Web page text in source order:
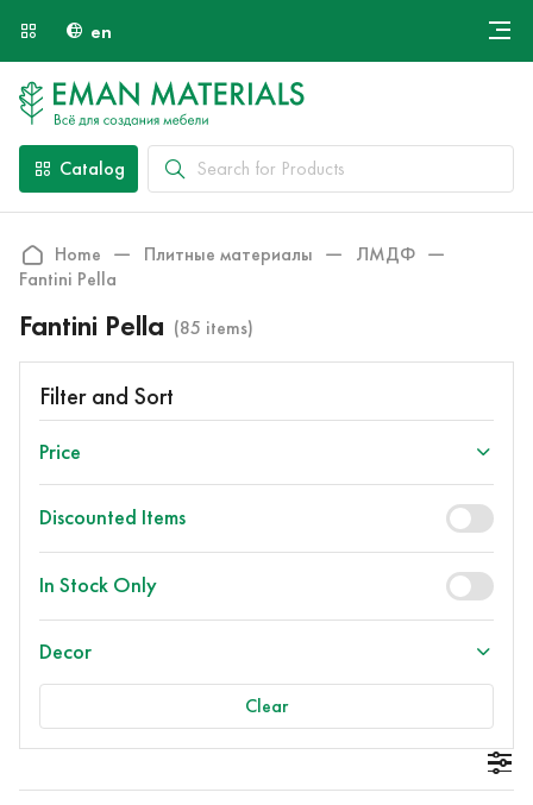
en
Payment and Delivery
Contacts
Catalog
Home Плитные материалы
ЛМДФ
Fantini Pella
Fantini Pella (85 items)
Filter and Sort
Price
Discounted Items
In Stock Only
Decor
Clear